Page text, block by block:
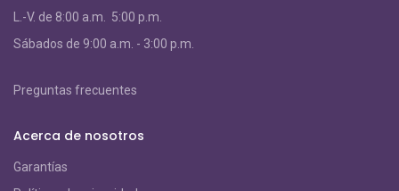
L.-V. de 8:00 a.m. 5:00 p.m.
Sábados de 9:00 a.m. - 3:00 p.m.
Preguntas frecuentes
Acerca de nosotros
Garantías